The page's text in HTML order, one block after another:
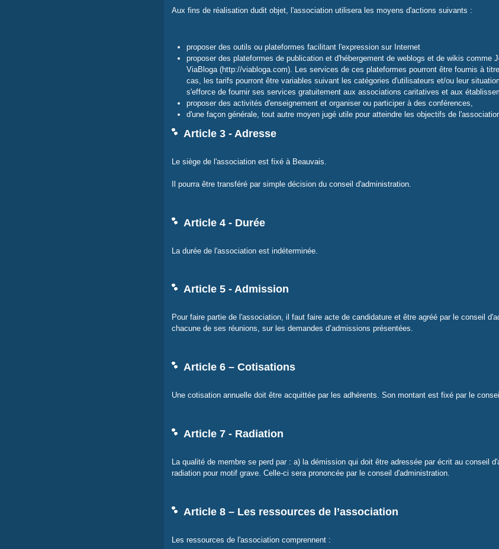
Aux fins de réalisation dudit objet, l'association utilisera les moyens d'actions suivants :
proposer des outils ou plateformes facilitant l'expression sur Internet
proposer des plateformes de publication et d'hébergement de weblogs et de wikis comme
ViaBloga (http://viabloga.com). Les services de ces plateformes pourront être fournis à
cas, les tarifs pourront être variables suivant les catégories d'utilisateurs et/ou leur
s'efforce de fournir ses services gratuitement aux associations caritatives et aux
proposer des activités d'enseignement et organiser ou participer à des conférences,
d'une façon générale, tout autre moyen jugé utile pour atteindre les objectifs de
Article 3 - Adresse
Le siège de l'association est fixé à Beauvais.
Il pourra être transféré par simple décision du conseil d'administration.
Article 4 - Durée
La durée de l'association est indéterminée.
Article 5 - Admission
Pour faire partie de l'association, il faut faire acte de candidature et être agréé par le conseil
chacune de ses réunions, sur les demandes d’admissions présentées.
Article 6 – Cotisations
Une cotisation annuelle doit être acquittée par les adhérents. Son montant est fixé par le
Article 7 - Radiation
La qualité de membre se perd par : a) la démission qui doit être adressée par écrit au conseil
radiation pour motif grave. Celle-ci sera prononcée par le conseil d'administration.
Article 8 – Les ressources de l’association
Les ressources de l'association comprennent :